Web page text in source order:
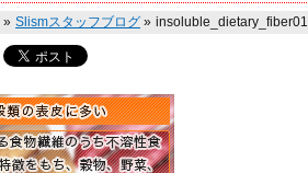
» Slismスタッフブログ » insoluble_dietary_fiber01